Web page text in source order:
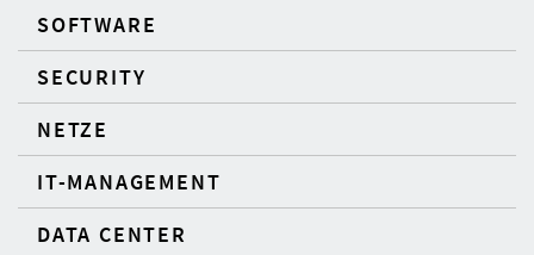
SOFTWARE
SECURITY
NETZE
IT-MANAGEMENT
DATA CENTER